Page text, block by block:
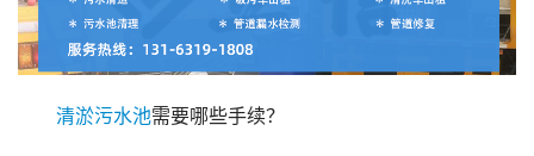
清淤污水池需要哪些手续？